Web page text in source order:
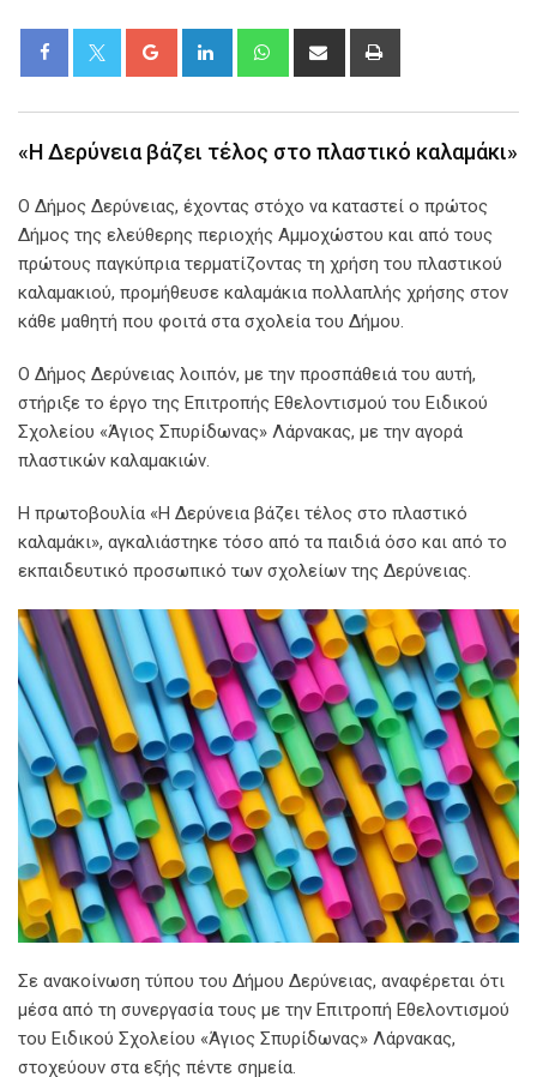
Google+ LinkedIn WhatsappShare
«Η Δερύνεια βάζει τέλος στο πλαστικό καλαμάκι»
Ο Δήμος Δερύνειας, έχοντας στόχο να καταστεί ο πρώτος
Δήμος της ελεύθερης περιοχής Αμμοχώστου και από τους
πρώτους παγκύπρια τερματίζοντας τη χρήση του πλαστικού
καλαμακιού, προμήθευσε καλαμάκια πολλαπλής χρήσης στον
κάθε μαθητή που φοιτά στα σχολεία του Δήμου.
Ο Δήμος Δερύνειας λοιπόν, με την προσπάθειά του αυτή,
στήριξε το έργο της Επιτροπής Εθελοντισμού του Ειδικού
Σχολείου «Άγιος Σπυρίδωνας» Λάρνακας, με την αγορά
πλαστικών καλαμακιών.
Η πρωτοβουλία «Η Δερύνεια βάζει τέλος στο πλαστικό
καλαμάκι», αγκαλιάστηκε τόσο από τα παιδιά όσο και από το
εκπαιδευτικό προσωπικό των σχολείων της Δερύνειας.
Σε ανακοίνωση τύπου του Δήμου Δερύνειας, αναφέρεται ότι
μέσα από τη συνεργασία τους με την Επιτροπή Εθελοντισμού
του Ειδικού Σχολείου «Άγιος Σπυρίδωνας» Λάρνακας,
στοχεύουν στα εξής πέντε σημεία.